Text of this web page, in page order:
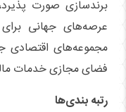
برندسازی صورت
عرصه‌های جهانی
مجموعه‌های اقتصادی
فضای مجازی خدمات
رتبه بندی‌ها